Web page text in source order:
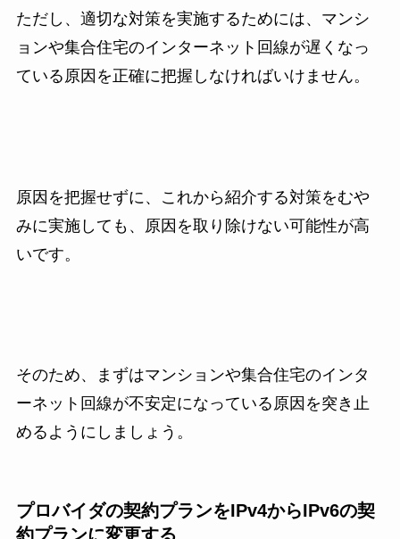
ただし、適切な対策を実施するためには、マンシ
ョンや集合住宅のインターネット回線が遅くなっ
ている原因を正確に把握しなければいけません。
原因を把握せずに、これから紹介する対策をむや
みに実施しても、原因を取り除けない可能性が高
いです。
そのため、まずはマンションや集合住宅のインタ
ーネット回線が不安定になっている原因を突き止
めるようにしましょう。
プロバイダの契約プランをIPv4からIPv6の契
約プランに変更する